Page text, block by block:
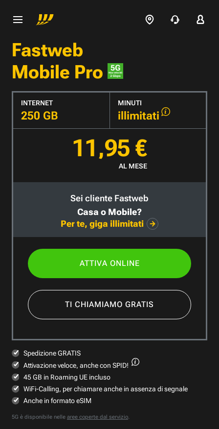
Fastweb
Mobile Pro
INTERNET
250 GB
MINUTI
illimitati
11,95 €
AL MESE
Sei cliente Fastweb
Casa o Mobile?
Per te, giga illimitati
ATTIVA ONLINE
TI CHIAMIAMO GRATIS
Spedizione GRATIS
Attivazione veloce, anche con SPID!
45 GB in Roaming UE incluso
WiFi-Calling, per chiamare anche in assenza di segnale
Anche in formato eSIM
5G è disponibile nelle aree coperte dal servizio.